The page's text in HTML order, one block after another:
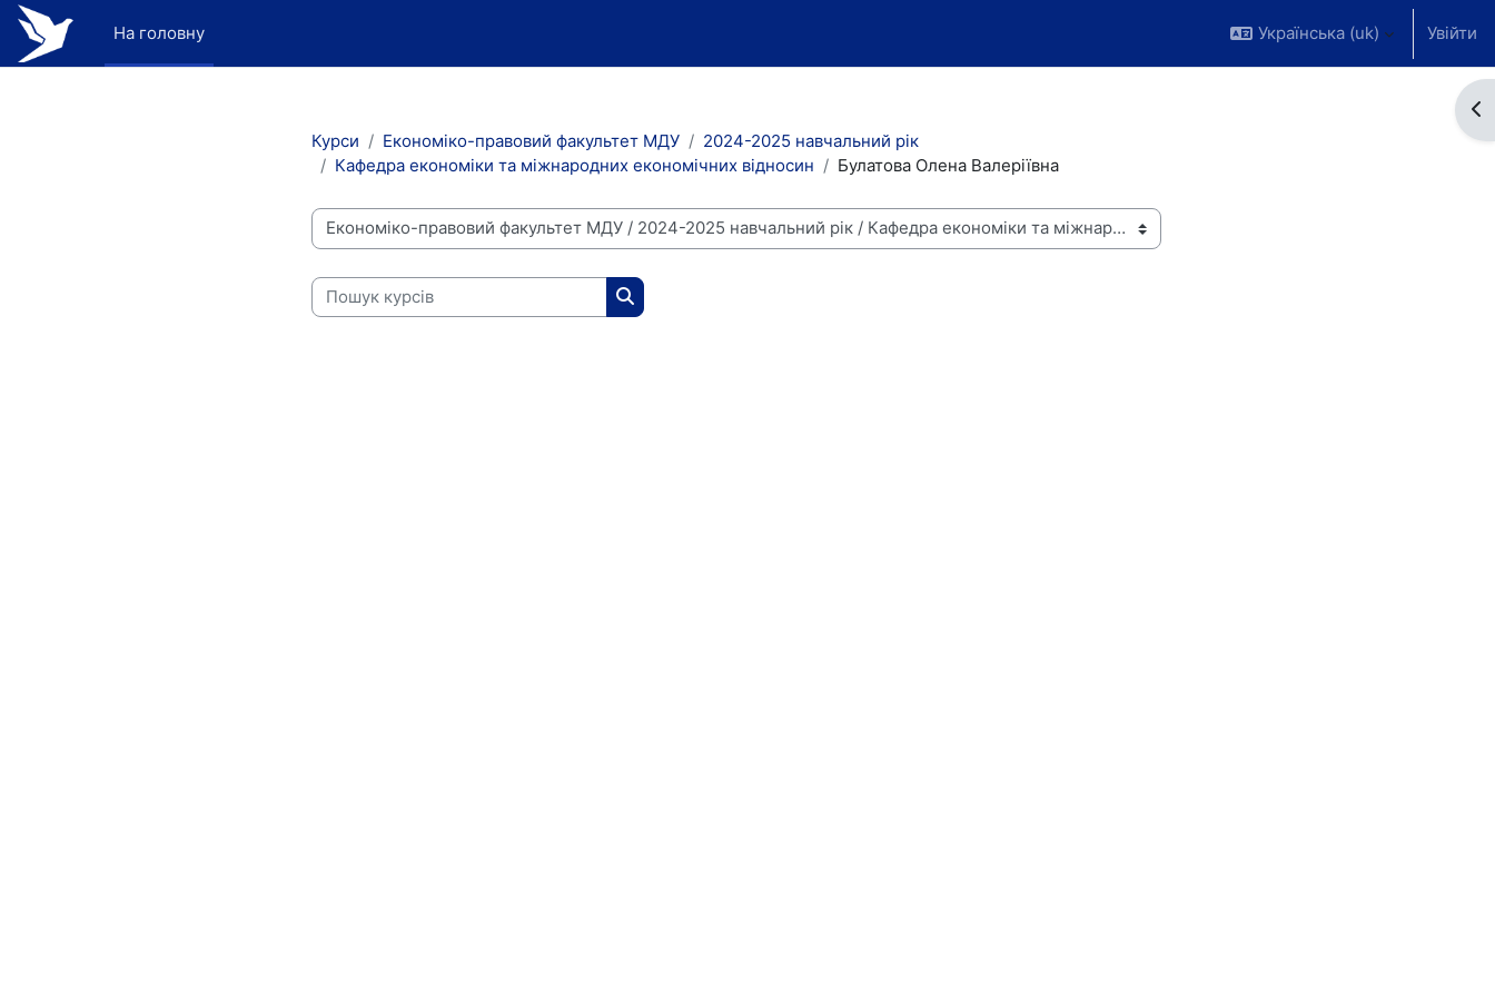
Перейти до головного вмісту
На головну
Українська ‎(uk)‎ Увійти
Курси
Економіко-правовий факультет МДУ
2024-2025 навчальний рік
Кафедра економіки та міжнародних економічних відносин
Булатова Олена Валеріївна
Категорії курсів
Пошук курсів
Пошук курсів